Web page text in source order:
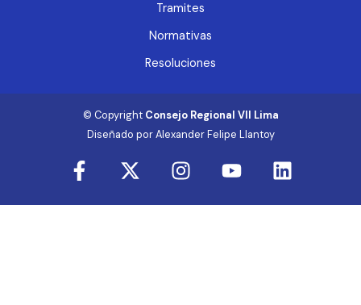
Tramites
Normativas
Resoluciones
© Copyright Consejo Regional VII Lima
Diseñado por Alexander Felipe Llantoy